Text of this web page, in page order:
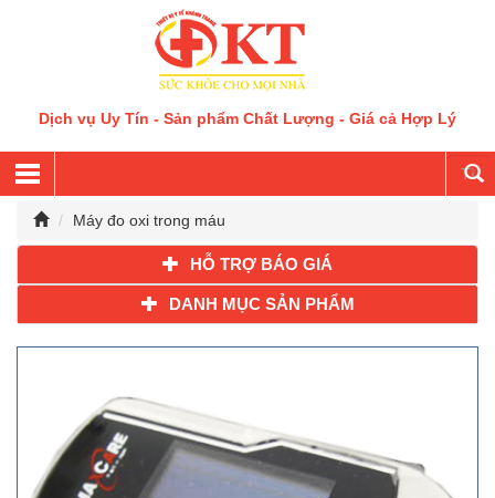
Dịch vụ Uy Tín - Sản phẩm Chất Lượng - Giá cả Hợp Lý
Máy đo oxi trong máu
HỖ TRỢ BÁO GIÁ
DANH MỤC SẢN PHẨM